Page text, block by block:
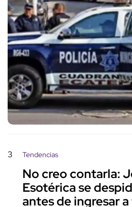
3 Tendencias
No creo contarla:
Esotérica se
antes de ingresar